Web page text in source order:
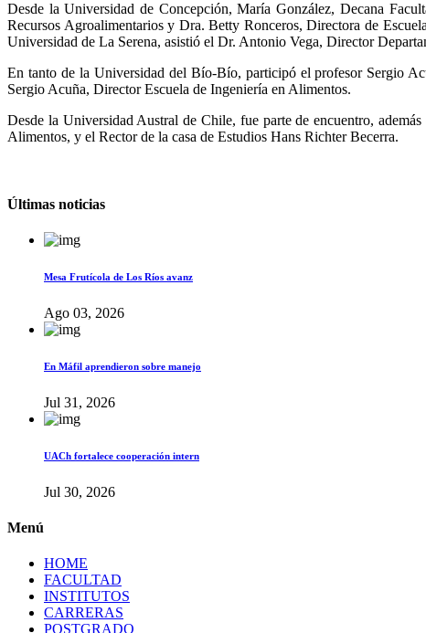
Desde la Universidad de Concepción, María González, Decana
Recursos Agroalimentarios y Dra. Betty Ronceros, Directora de
Universidad de La Serena, asistió el Dr. Antonio Vega, Director
En tanto de la Universidad del Bío-Bío, participó el profesor Sergio
Sergio Acuña, Director Escuela de Ingeniería en Alimentos.
Desde la Universidad Austral de Chile, fue parte de encuentro,
Alimentos, y el Rector de la casa de Estudios Hans Richter Becerra.
Últimas noticias
Mesa Frutícola de Los Ríos avanz
Ago 03, 2026
En Máfil aprendieron sobre manejo
Jul 31, 2026
UACh fortalece cooperación intern
Jul 30, 2026
Menú
HOME
FACULTAD
INSTITUTOS
CARRERAS
POSTGRADO